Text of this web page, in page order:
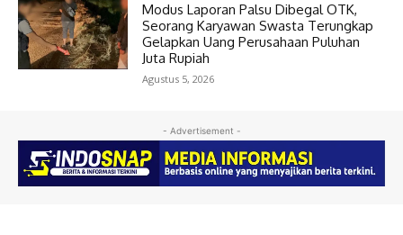
Modus Laporan Palsu Dibegal OTK,
Seorang Karyawan Swasta Terungkap
Gelapkan Uang Perusahaan Puluhan
Juta Rupiah
Agustus 5, 2026
- Advertisement -